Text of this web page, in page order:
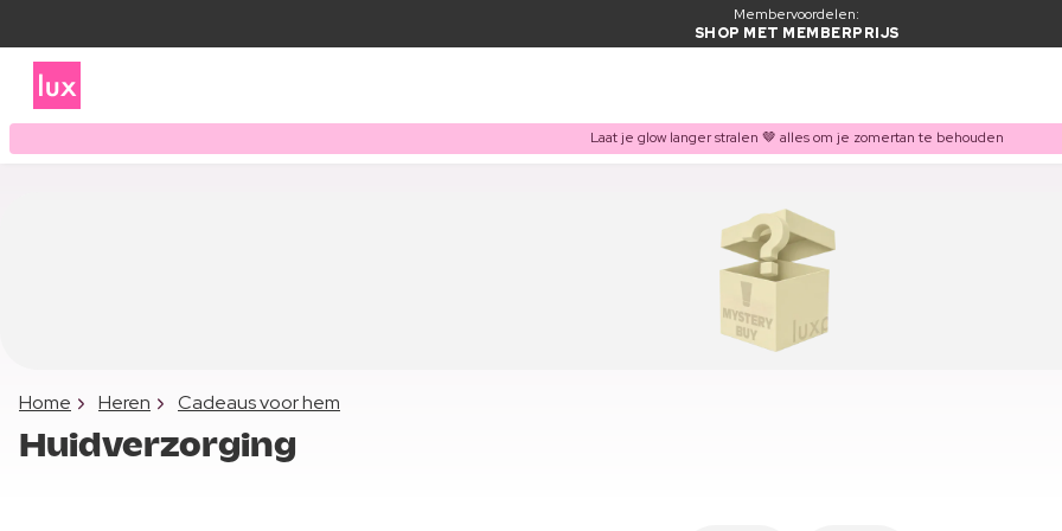
Membervoordelen:
SHOP MET MEMBERPRIJS
Laat je glow langer stralen 🤎 alles om je zomertan te behouden
Home Heren Cadeaus voor hem
Huidverzorging